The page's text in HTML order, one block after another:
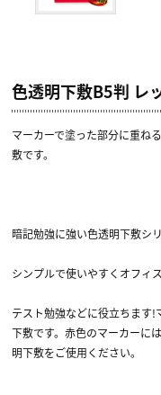
色透明下敷B5判 レ
マーカーで塗った部分に重ね
敷です。
暗記勉強に強い色透明下敷シ
シンプルで使いやすくオフィ
テスト勉強などに役立ちます!
下敷です。赤色のマーカーに
明下敷をご使用ください。